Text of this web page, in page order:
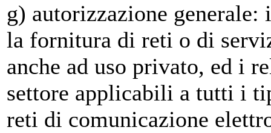
g) autorizzazione
la fornitura di reti o di
anche ad uso privato, ed i
settore applicabili a tutti i
reti di comunicazione